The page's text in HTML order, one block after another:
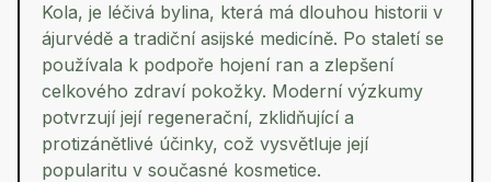
Kola, je léčivá bylina, která má dlouhou historii v
ájurvédě a tradiční asijské medicíně. Po staletí se
používala k podpoře hojení ran a zlepšení
celkového zdraví pokožky. Moderní výzkumy
potvrzují její regenerační, zklidňující a
protizánětlivé účinky, což vysvětluje její
popularitu v současné kosmetice.